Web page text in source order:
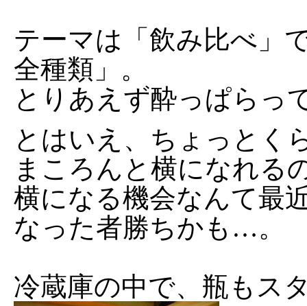
テーマは「飲み比べ」
全種類」。
とりあえず酔っぱらっ
とはいえ、ちょっとく
まころんと横になれる
横になる機会なんて最
なった者勝ちかも…。
冷蔵庫の中で、瓶もス